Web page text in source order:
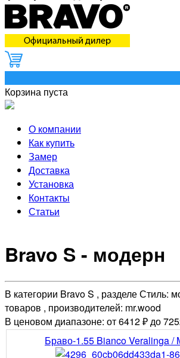
Корзина пуста
О компании
Как купить
Замер
Доставка
Установка
Контакты
Статьи
Bravo S - модерн
В категории Bravo S , разделе Стиль:
товаров , производителей: mr.wood
В ценовом диапазоне: от 6412 ₽ до
Браво-1.55 Bianco Veralinga /